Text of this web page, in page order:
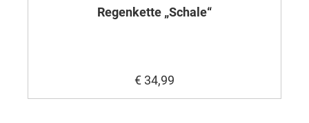
Regenkette „Schale“
€ 34,99